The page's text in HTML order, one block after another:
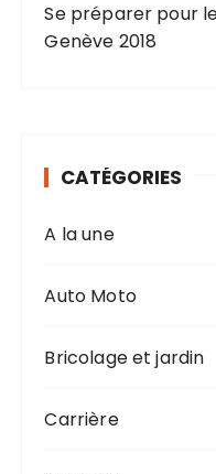
Se préparer pour
Genève 2018
CATÉGORIES
A la une
Auto Moto
Bricolage et jardin
Carrière